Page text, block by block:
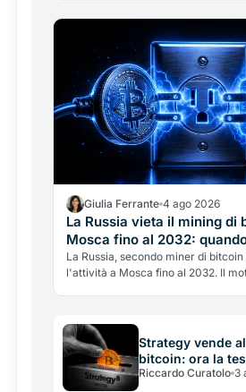
Giulia Ferrante 4 ago 2026
La Russia vieta il mining di
Mosca fino al 2032:
elettrica batte le crypto
La Russia, secondo miner di
l'attività a Mosca fino al 2032. Il
Strategy vende
bitcoin: ora la
se stessa
Riccardo Curatolo 3